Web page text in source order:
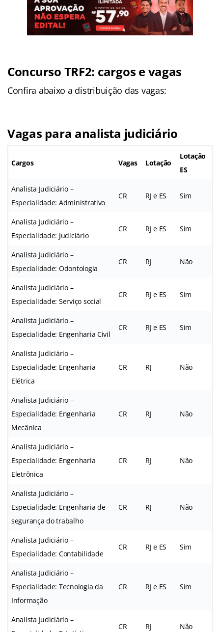
Concurso TRF2: cargos e vagas
Confira abaixo a distribuição das vagas:
Vagas para analista judiciário
Cargos Vagas Lotação
Lotação
ES
Analista Judiciário –
Especialidade: Administrativo
CR RJ e ES Sim
Analista Judiciário –
Especialidade: Judiciário
CR RJ e ES Sim
Analista Judiciário –
Especialidade: Odontologia
CR RJ Não
Analista Judiciário –
Especialidade: Serviço social
CR RJ e ES Sim
Analista Judiciário –
Especialidade: Engenharia Civil
CR RJ e ES Sim
Analista Judiciário –
Especialidade: Engenharia
Elétrica
CR RJ Não
Analista Judiciário –
Especialidade: Engenharia
Mecânica
CR RJ Não
Analista Judiciário –
Especialidade: Engenharia
Eletrônica
CR RJ Não
Analista Judiciário –
Especialidade: Engenharia de
segurança do trabalho
CR RJ Não
Analista Judiciário –
Especialidade: Contabilidade
CR RJ e ES Sim
Analista Judiciário –
Especialidade: Tecnologia da
Informação
CR RJ e ES Sim
Analista Judiciário –
CR RJ Não